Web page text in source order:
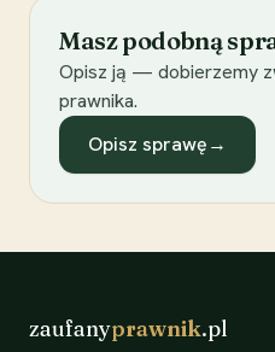
Masz podobną
Opisz ją — dobierzemy
prawnika.
Opisz sprawę→
zaufanyprawnik.pl